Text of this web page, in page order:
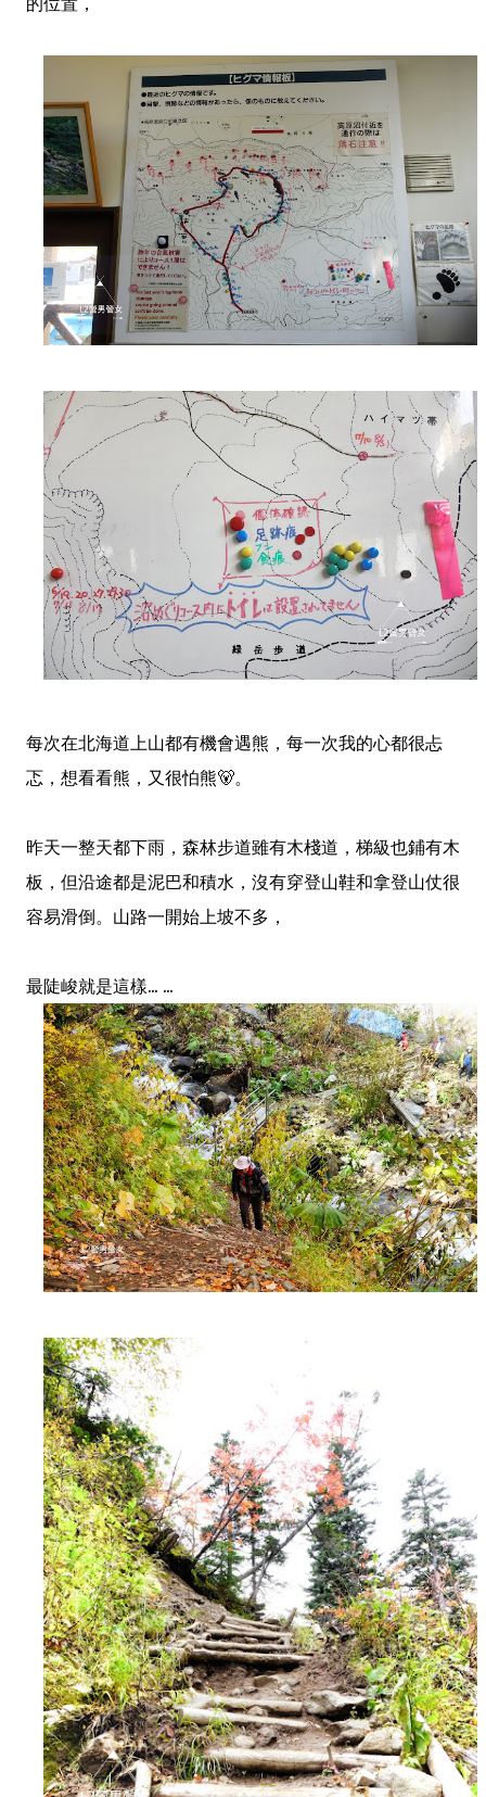
每次在北海道上山都有機會遇熊，每一次我的心都很忐
忑，想看看熊，又很怕熊🐻。
昨天一整天都下雨，森林步道雖有木棧道，梯級也鋪有木
板，但沿途都是泥巴和積水，沒有穿登山鞋和拿登山仗很
容易滑倒。山路一開始上坡不多，
最陡峻就是這樣... ...